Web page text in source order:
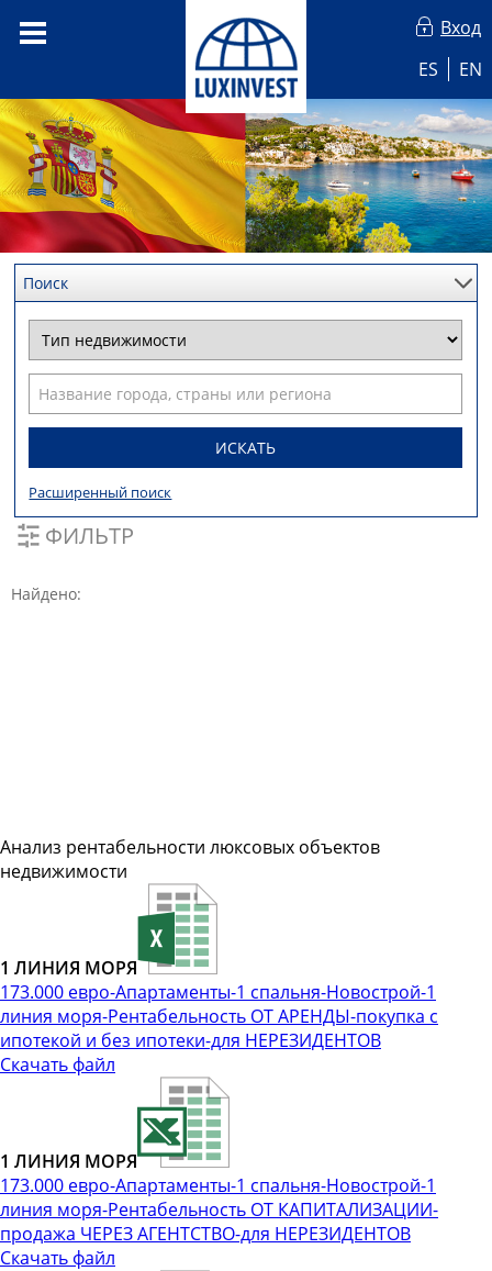
Вход
ES
EN
Поиск
ИСКАТЬ
Расширенный поиск
ФИЛЬТР
Найдено:
Анализ рентабельности люксовых объектов
недвижимости
1 ЛИНИЯ МОРЯ
173.000 евро-Апартаменты-1 спальня-Новострой-1
линия моря-Рентабельность ОТ АРЕНДЫ-покупка с
ипотекой и без ипотеки-для НЕРЕЗИДЕНТОВ
Скачать файл
1 ЛИНИЯ МОРЯ
173.000 евро-Апартаменты-1 спальня-Новострой-1
линия моря-Рентабельность ОТ КАПИТАЛИЗАЦИИ-
продажа ЧЕРЕЗ АГЕНТСТВО-для НЕРЕЗИДЕНТОВ
Скачать файл